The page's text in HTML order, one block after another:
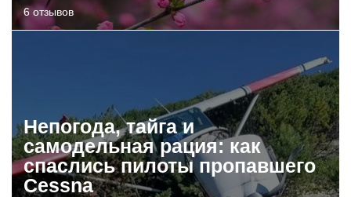
6 отзывов
Непогода, тайга и
самодельная рация: как
спаслись пилоты пропавшего
Cessna